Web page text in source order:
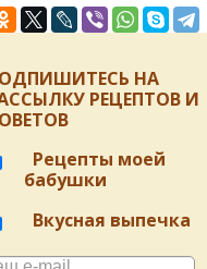
НА
РЕЦЕПТОВ И
Рецепты моей
бабушки
Вкусная выпечка